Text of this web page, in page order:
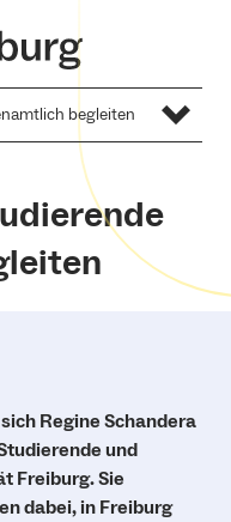
begleiten
Regine Schandera
und
Freiburg. Sie
dabei, in Freiburg